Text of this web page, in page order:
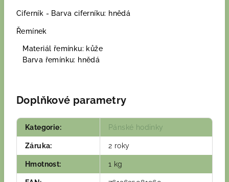
Ciferník - Barva ciferníku: hnědá
Řemínek
Materiál řemínku: kůže
Barva řemínku: hnědá
Doplňkové parametry
Kategorie: Pánské hodinky
Záruka: 2 roky
Hmotnost: 1 kg